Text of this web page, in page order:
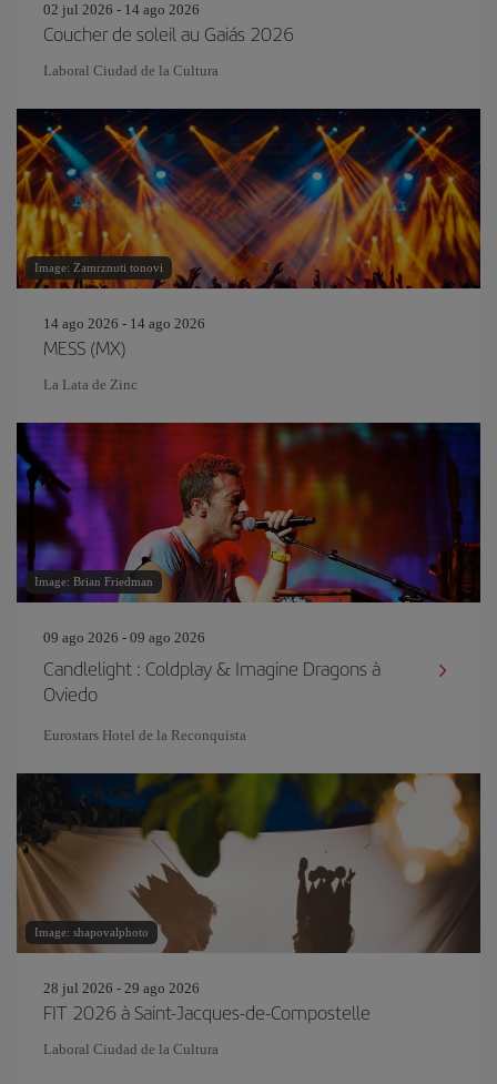
02 jul 2026 - 14 ago 2026
Coucher de soleil au Gaiás 2026
Laboral Ciudad de la Cultura
Image: Zamrznuti tonovi
14 ago 2026 - 14 ago 2026
MESS (MX)
La Lata de Zinc
Image: Brian Friedman
09 ago 2026 - 09 ago 2026
Candlelight : Coldplay & Imagine Dragons à
Oviedo
Eurostars Hotel de la Reconquista
Image: shapovalphoto
28 jul 2026 - 29 ago 2026
FIT 2026 à Saint-Jacques-de-Compostelle
Laboral Ciudad de la Cultura